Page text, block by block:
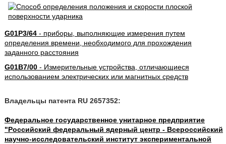
G01P3/64- приборы, выполняющие измерения путем
определения времени, необходимого для прохождения
заданного расстояния
G01B7/00- Измерительные устройства, отличающиеся
использованием электрических или магнитных средств
Владельцы патента RU 2657352:
Федеральное государственное унитарное предприятие
"Российский федеральный ядерный центр - Всероссийский
научно-исследовательский институт экспериментальной